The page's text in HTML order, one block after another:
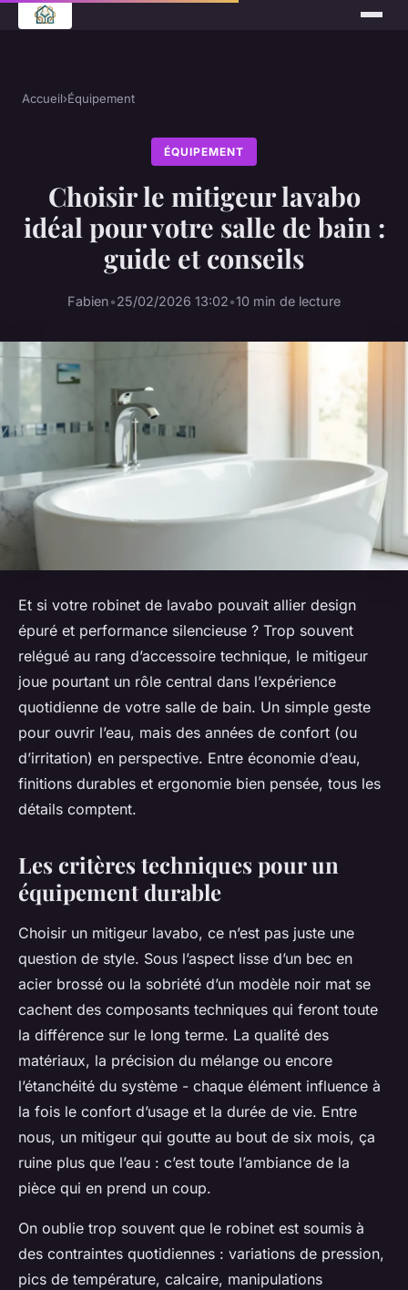
Accueil›Équipement
ÉQUIPEMENT
Choisir le mitigeur lavabo
idéal pour votre salle de bain :
guide et conseils
Fabien•25/02/2026 13:02•10 min de lecture
Et si votre robinet de lavabo pouvait allier design
épuré et performance silencieuse ? Trop souvent
relégué au rang d’accessoire technique, le mitigeur
joue pourtant un rôle central dans l’expérience
quotidienne de votre salle de bain. Un simple geste
pour ouvrir l’eau, mais des années de confort (ou
d’irritation) en perspective. Entre économie d’eau,
finitions durables et ergonomie bien pensée, tous les
détails comptent.
Les critères techniques pour un
équipement durable
Choisir un mitigeur lavabo, ce n’est pas juste une
question de style. Sous l’aspect lisse d’un bec en
acier brossé ou la sobriété d’un modèle noir mat se
cachent des composants techniques qui feront toute
la différence sur le long terme. La qualité des
matériaux, la précision du mélange ou encore
l’étanchéité du système - chaque élément influence à
la fois le confort d’usage et la durée de vie. Entre
nous, un mitigeur qui goutte au bout de six mois, ça
ruine plus que l’eau : c’est toute l’ambiance de la
pièce qui en prend un coup.
On oublie trop souvent que le robinet est soumis à
des contraintes quotidiennes : variations de pression,
pics de température, calcaire, manipulations